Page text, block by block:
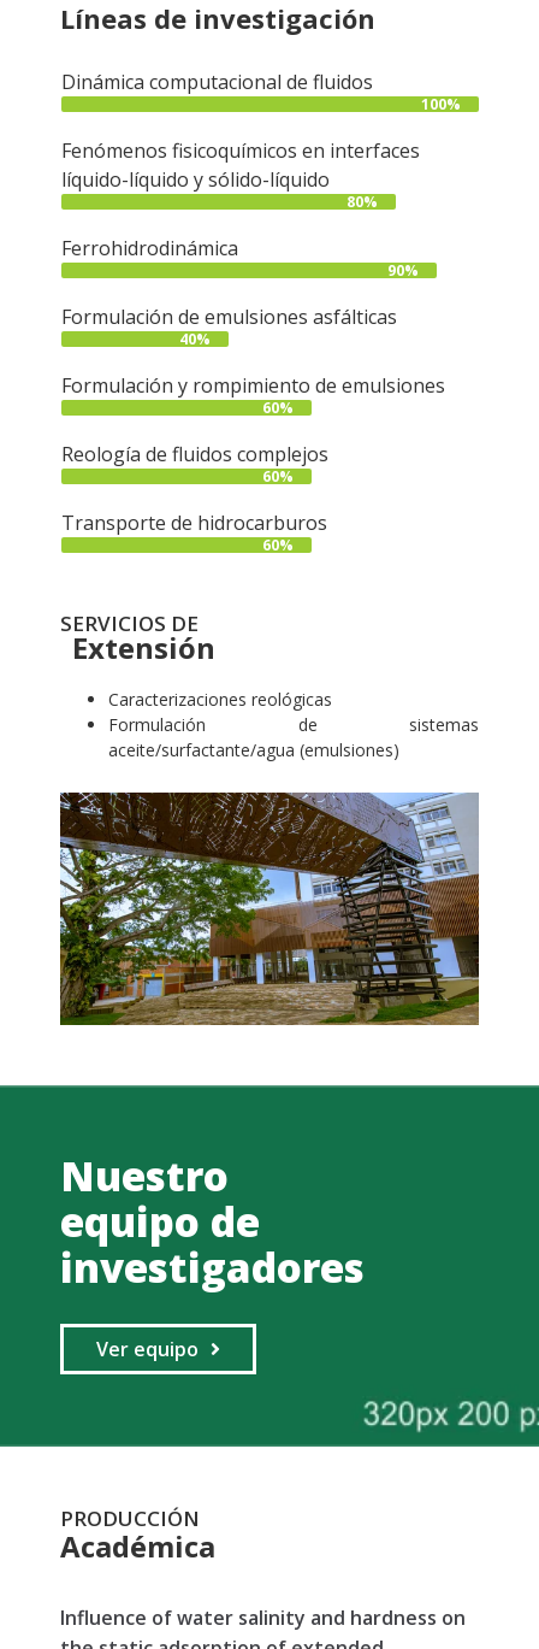
Líneas de investigación
Dinámica computacional de fluidos
100%
Fenómenos fisicoquímicos en interfaces
líquido-líquido y sólido-líquido
80%
Ferrohidrodinámica
90%
Formulación de emulsiones asfálticas
40%
Formulación y rompimiento de emulsiones
60%
Reología de fluidos complejos
60%
Transporte de hidrocarburos
60%
SERVICIOS DE
Extensión
Caracterizaciones reológicas
Formulación de sistemas
aceite/surfactante/agua (emulsiones)
Nuestro
equipo de
investigadores
Ver equipo
PRODUCCIÓN
Académica
Influence of water salinity and hardness on